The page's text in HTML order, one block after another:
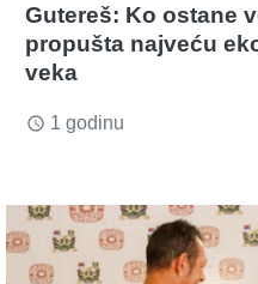
Gutereš: Ko ostane
propušta najveću
veka
access_time 1 godinu